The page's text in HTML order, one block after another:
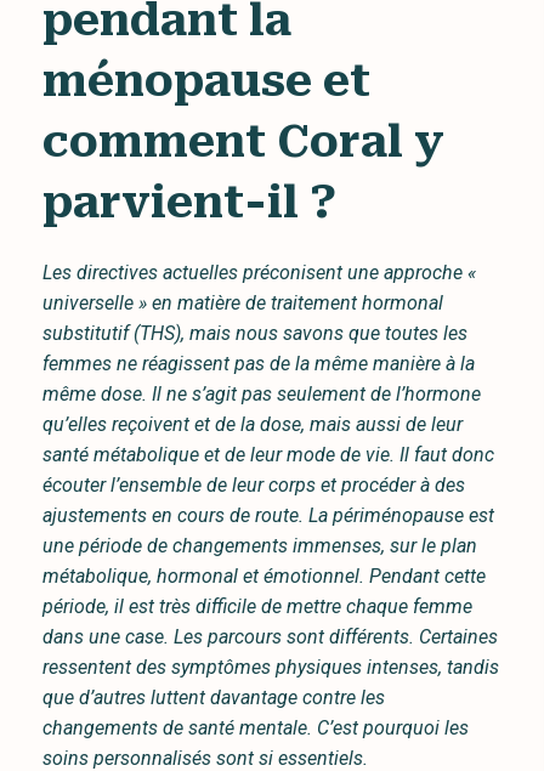
pendant la
ménopause et
comment Coral y
parvient-il ?
Les directives actuelles préconisent une approche «
universelle » en matière de traitement hormonal
substitutif (THS), mais nous savons que toutes les
femmes ne réagissent pas de la même manière à la
même dose. Il ne s’agit pas seulement de l’hormone
qu’elles reçoivent et de la dose, mais aussi de leur
santé métabolique et de leur mode de vie. Il faut donc
écouter l’ensemble de leur corps et procéder à des
ajustements en cours de route. La périménopause est
une période de changements immenses, sur le plan
métabolique, hormonal et émotionnel. Pendant cette
période, il est très difficile de mettre chaque femme
dans une case. Les parcours sont différents. Certaines
ressentent des symptômes physiques intenses, tandis
que d’autres luttent davantage contre les
changements de santé mentale. C’est pourquoi les
soins personnalisés sont si essentiels.